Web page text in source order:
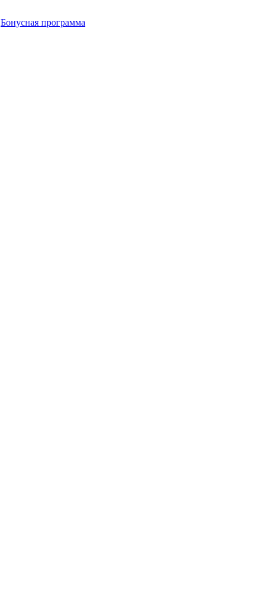
Бонусная программа